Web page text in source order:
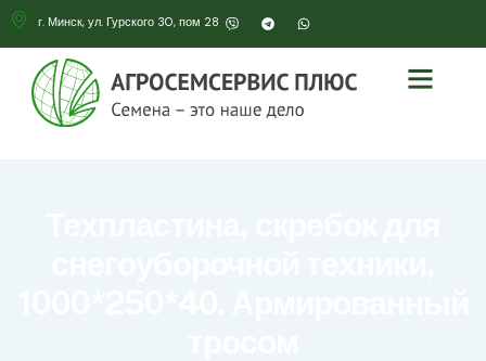
г. Минск, ул. Гурского 30, пом 28